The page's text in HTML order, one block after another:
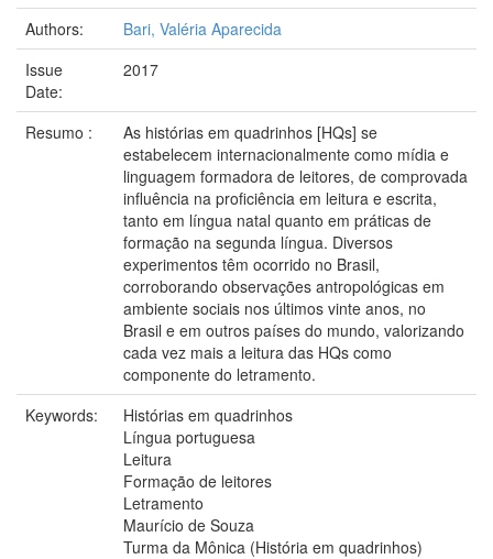
Authors:
Bari, Valéria Aparecida
Issue
Date:
2017
Resumo :
As histórias em quadrinhos [HQs] se
estabelecem internacionalmente como mídia e
linguagem formadora de leitores, de comprovada
influência na proficiência em leitura e escrita,
tanto em língua natal quanto em práticas de
formação na segunda língua. Diversos
experimentos têm ocorrido no Brasil,
corroborando observações antropológicas em
ambiente sociais nos últimos vinte anos, no
Brasil e em outros países do mundo, valorizando
cada vez mais a leitura das HQs como
componente do letramento.
Keywords:
Histórias em quadrinhos
Língua portuguesa
Leitura
Formação de leitores
Letramento
Maurício de Souza
Turma da Mônica (História em quadrinhos)